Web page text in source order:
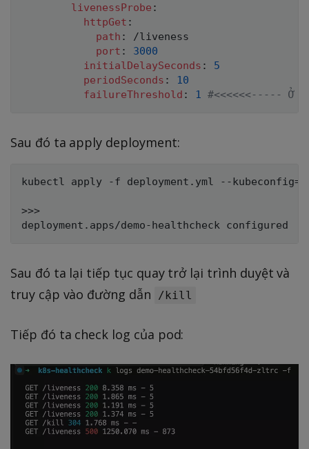
livenessProbe :
httpGet :
path :
/liveness
port :
3000
initialDelaySeconds :
5
periodSeconds :
10
failureThreshold : 1 #<<<<<<----- Ở
Sau đó ta apply deployment:
kubectl apply -f deployment.yml --
>>>
Sau đó ta lại tiếp tục quay trở lại trình duyệt và
truy cập vào đường dẫn
/kill
Tiếp đó ta check log của pod: